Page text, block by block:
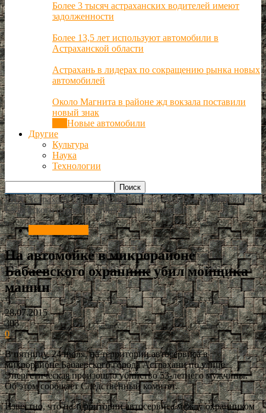
Более 3 тысяч астраханских водителей имеют
задолженности
Более 13,5 лет используют автомобили в
Астраханской области
Астрахань в лидерах по сокращению рынка новых
автомобилей
Около Магнита в районе жд вокзала поставили
новый знак
Новые автомобили
Другие
Культура
Наука
Технологии
РИА Астрахань Происшествия На автомойке в микрорайоне
Бабаевского охранник убил мойщика машин
На автомойке в микрорайоне
Бабаевского охранник убил мойщика
машин
28.07.2015
303
0
В пятницу, 24 июля, на территории автосервиса в
микрорайоне Бабаевского города Астрахани по улице
Энергетическая произошло убийство 53-летнего мужчины.
Об этом сообщает Следственный комитет.
Известно, что на территории автосервиса между охранником